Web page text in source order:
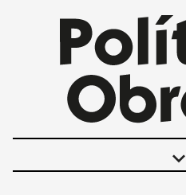
keyboard_arrow_down